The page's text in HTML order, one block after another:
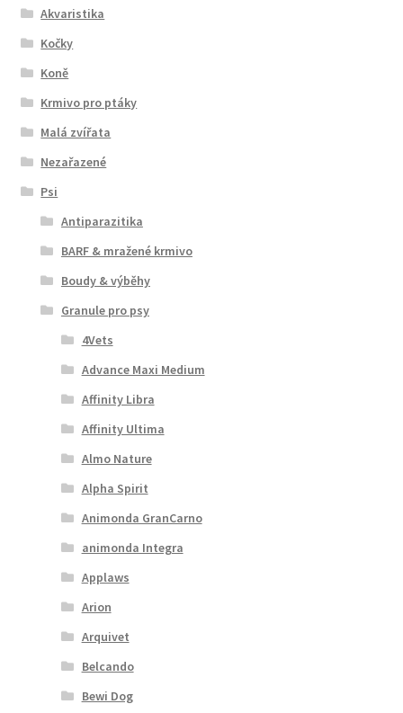
Akvaristika
Kočky
Koně
Krmivo pro ptáky
Malá zvířata
Nezařazené
Psi
Antiparazitika
BARF & mražené krmivo
Boudy & výběhy
Granule pro psy
4Vets
Advance Maxi Medium
Affinity Libra
Affinity Ultima
Almo Nature
Alpha Spirit
Animonda GranCarno
animonda Integra
Applaws
Arion
Arquivet
Belcando
Bewi Dog